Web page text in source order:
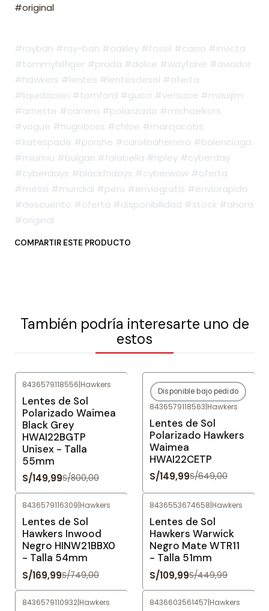
#original
#rayban #ray-ban #oakley #fossil #casio #invicta
#tommyhilfiger #prada #dolce #wayfarer #aviador
#hawkers #lentes #lentesdesol #oferta
#liquidacion #tomford #gucci #versace #mauijim
#arnette #carrera #polarizado #michaelkors
#vogue #hugoboss #chloe #marcjacobs
#katespade #porshe #carolinaherrera #balenciaga
#miumiu #bulgari #falabella #ripley #cyberday
#cyberdays #blackfridays #cyberwow #oferta
#messi #mundial #peru #enviogratis #enviorapido
#descuento #oferta #disponibilidad #stock #ahora
#original
COMPARTIR ESTE PRODUCTO
También podría interesarte uno de
estos
8436579118556|Hawkers
Lentes de Sol
Polarizado Waimea
Black Grey
HWAI22BGTP
Unisex - Talla
55mm
S/149,99S/800,00
-77%OFF
Agotado
Disponible bajo pedido
8436579118563|Hawkers
Lentes de Sol
Polarizado Hawkers
Waimea
HWAI22CETP
S/149,99S/649,00
8436579116309|Hawkers
Lentes de Sol
Hawkers Inwood
Negro HINW21BBX0
- Talla 54mm
S/169,99S/749,00
8436553674658|Hawkers
Lentes de Sol
Hawkers Warwick
Negro Mate WTR11
- Talla 51mm
S/109,99S/449,99
8436579110932|Hawkers 8436603561457|Hawkers